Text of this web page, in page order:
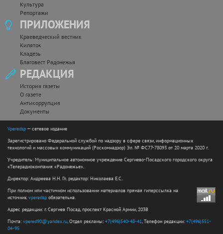
Культура
Репортажи
ПРИЛОЖЕНИЯ
Краеведческий вестник
Кипяток
Кладезь
Благовест Радонежья
РЕДАКЦИЯ
История газеты
О газете
Антикоррупция
Документы
Vperedsp — сетевое издание
Зарегистрировано Федеральной службой по надзору в сфере связи, информационных
технологий и массовых коммуникаций (Роскомнадзор) Эл. № ФС77-78093 от 20 марта 2020 г.
Учредитель: Муниципальное автономное учреждение Сергиево-Посадского городского округа
«Телерадиокомпания «Радонежье».
Директор: Андреева Н.Н. Гл. редактор: Николаева Е.С.
При полном или частичном использовании материалов прямая гиперссылка на
источник vperedsp обязательна.
Адрес редакции: г. Сергиев Посад, проспект Красной Армии, 203В
Почта: vpered90@yandex.ru, Отдел рекламы: +7(496)540-48-41, Телефон редакции: +7(496)551-
04-95